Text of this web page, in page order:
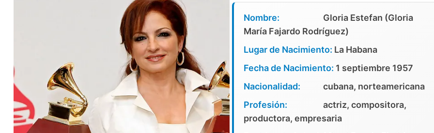
Nombre:
Gloria Estefan (Gloria
María Fajardo Rodríguez)
Lugar de Nacimiento: La Habana
Fecha de Nacimiento: 1 septiembre 1957
Nacionalidad:
cubana, norteamericana
Profesión:
actriz, compositora,
productora, empresaria